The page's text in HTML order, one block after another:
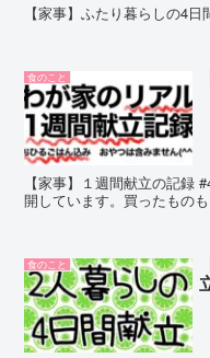
【家事】ふたり暮らしの4日
食のこと
【家事】１週間献立の記録
開しています。買ったものも
食のこと